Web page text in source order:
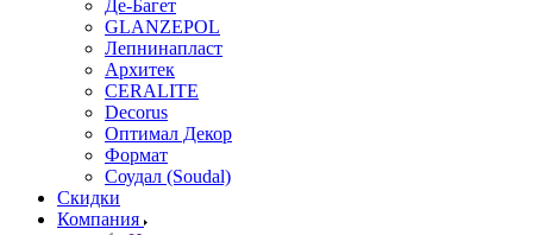
Де-Багет
GLANZEPOL
Лепнинапласт
Архитек
CERALITE
Decorus
Оптимал Декор
Формат
Соудал (Soudal)
Скидки
Компания